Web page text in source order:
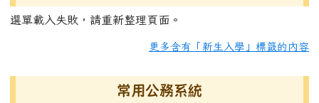
選單載入失敗，請重新整理頁面。
更多含有「新生入學」標籤的內容
常用公務系統